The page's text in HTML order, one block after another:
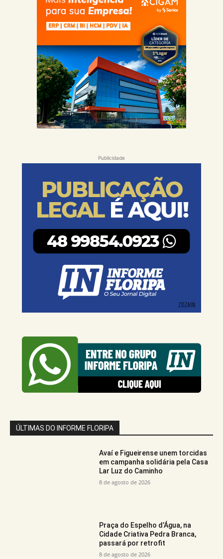
Publicidade
ÚLTIMAS DO INFORME FLORIPA
Avaí e Figueirense unem torcidas
em campanha solidária pela Casa
Lar Luz do Caminho
8 de agosto de 2026
Praça do Espelho d’Água, na
Cidade Criativa Pedra Branca,
passará por retrofit
8 de agosto de 2026